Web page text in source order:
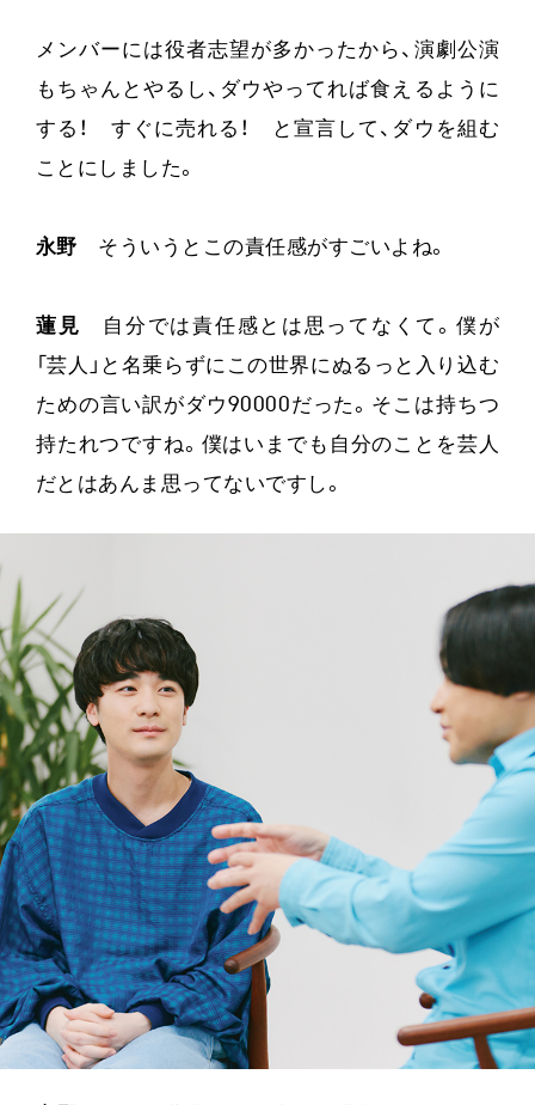
メンバーには役者志望が多かったから、演劇公演
もちゃんとやるし、ダウやってれば食えるように
する！ すぐに売れる！ と宣言して、ダウを組む
ことにしました。
永野 そういうとこの責任感がすごいよね。
蓮見 自分では責任感とは思ってなくて。僕が
「芸人」と名乗らずにこの世界にぬるっと入り込む
ための言い訳がダウ90000だった。そこは持ちつ
持たれつですね。僕はいまでも自分のことを芸人
だとはあんま思ってないですし。